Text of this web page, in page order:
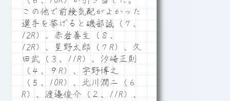
この他で前検気配がよかった
選手を挙げると磯部誠（７、
12R）、赤岩善生（８、
12R）、星野太郎（７R）、久
田武（３、11R）、汐崎正則
（４、９R）、宇野博之
（５、10R）、北川潤二（６
R）、渡邉俊介（２、11R）、